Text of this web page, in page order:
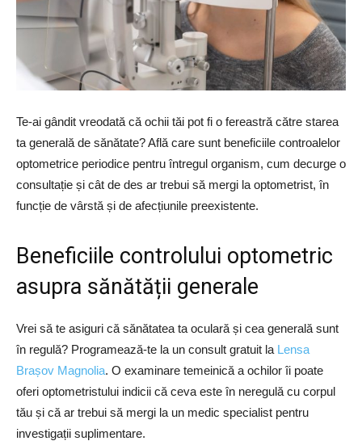
Te-ai gândit vreodată că ochii tăi pot fi o fereastră către starea
ta generală de sănătate? Află care sunt beneficiile controalelor
optometrice periodice pentru întregul organism, cum decurge o
consultație și cât de des ar trebui să mergi la optometrist, în
funcție de vârstă și de afecțiunile preexistente.
Beneficiile controlului optometric
asupra sănătății generale
Vrei să te asiguri că sănătatea ta oculară și cea generală sunt
în regulă? Programează-te la un consult gratuit la Lensa
Brașov Magnolia. O examinare temeinică a ochilor îi poate
oferi optometristului indicii că ceva este în neregulă cu corpul
tău și că ar trebui să mergi la un medic specialist pentru
investigații suplimentare.